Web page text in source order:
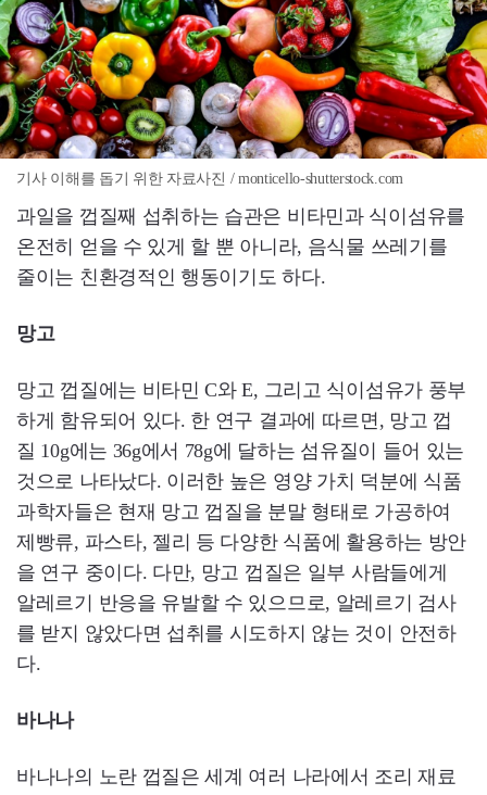
기사 이해를 돕기 위한 자료사진 / monticello-shutterstock.com
과일을 껍질째 섭취하는 습관은 비타민과 식이섬유를
온전히 얻을 수 있게 할 뿐 아니라, 음식물 쓰레기를
줄이는 친환경적인 행동이기도 하다.
망고
망고 껍질에는 비타민 C와 E, 그리고 식이섬유가 풍부
하게 함유되어 있다. 한 연구 결과에 따르면, 망고 껍
질 10g에는 36g에서 78g에 달하는 섬유질이 들어 있는
것으로 나타났다. 이러한 높은 영양 가치 덕분에 식품
과학자들은 현재 망고 껍질을 분말 형태로 가공하여
제빵류, 파스타, 젤리 등 다양한 식품에 활용하는 방안
을 연구 중이다. 다만, 망고 껍질은 일부 사람들에게
알레르기 반응을 유발할 수 있으므로, 알레르기 검사
를 받지 않았다면 섭취를 시도하지 않는 것이 안전하
다.
바나나
바나나의 노란 껍질은 세계 여러 나라에서 조리 재료